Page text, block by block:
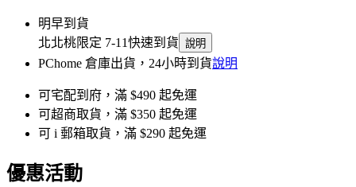
明早到貨
北北桃限定 7-11快速到貨 說明
PChome 倉庫出貨，24小時到貨說明
可宅配到府，滿 $490 起免運
可超商取貨，滿 $350 起免運
可 i 郵箱取貨，滿 $290 起免運
優惠活動